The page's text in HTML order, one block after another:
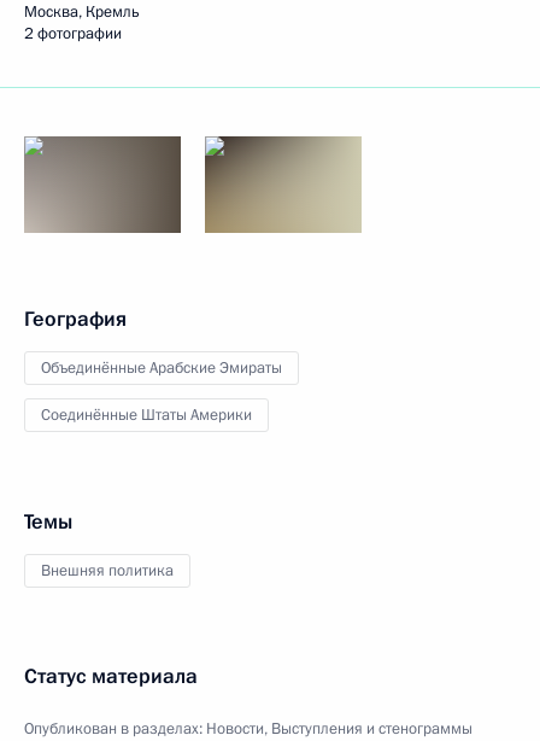
Москва, Кремль
2 фотографии
География
Объединённые Арабские Эмираты
Соединённые Штаты Америки
Темы
Внешняя политика
Статус материала
Опубликован в разделах: Новости, Выступления и стенограммы